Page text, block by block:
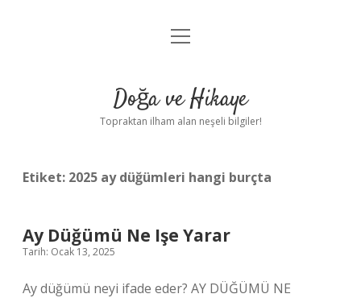
Anasayfa
Yasal Uyarı
menüyü
Doğa ve Hikaye
Topraktan ilham alan neşeli bilgiler!
Etiket: 2025 ay düğümleri hangi burçta
Ay Düğümü Ne Işe Yarar
Tarih: Ocak 13, 2025
Ay düğümü neyi ifade eder? AY DÜĞÜMÜ NE